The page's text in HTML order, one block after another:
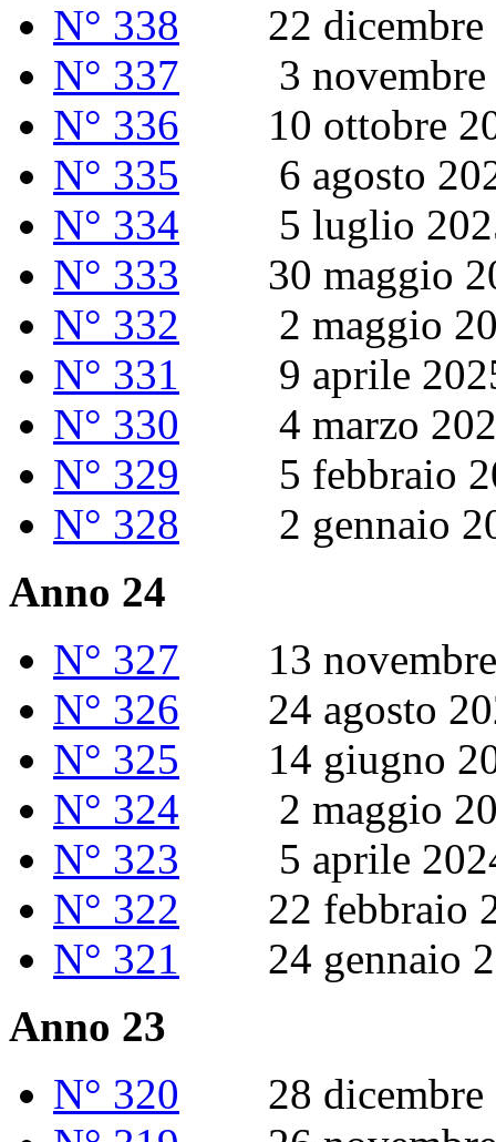
N° 338 22 dicembre
N° 337 3 novembre
N° 336 10 ottobre
N° 335 6 agosto
N° 334 5 luglio
N° 333 30 maggio
N° 332 2 maggio
N° 331 9 aprile
N° 330 4 marzo
N° 329 5 febbraio
N° 328 2 gennaio
Anno 24
N° 327 13 novembre
N° 326 24 agosto
N° 325 14 giugno
N° 324 2 maggio
N° 323 5 aprile
N° 322 22 febbraio
N° 321 24 gennaio
Anno 23
N° 320 28 dicembre